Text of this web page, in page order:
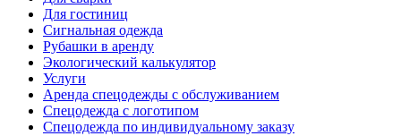
Для гостиниц
Сигнальная одежда
Рубашки в аренду
Экологический калькулятор
Услуги
Аренда спецодежды с обслуживанием
Спецодежда с логотипом
Спецодежда по индивидуальному заказу